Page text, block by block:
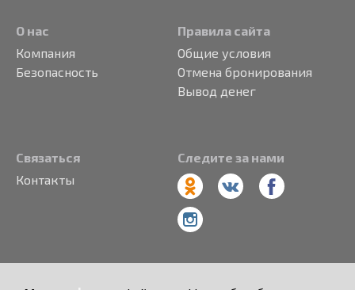
О нас
Компания
Безопасность
Правила сайта
Общие условия
Отмена бронирования
Вывод денег
Связаться
Контакты
Следите за нами